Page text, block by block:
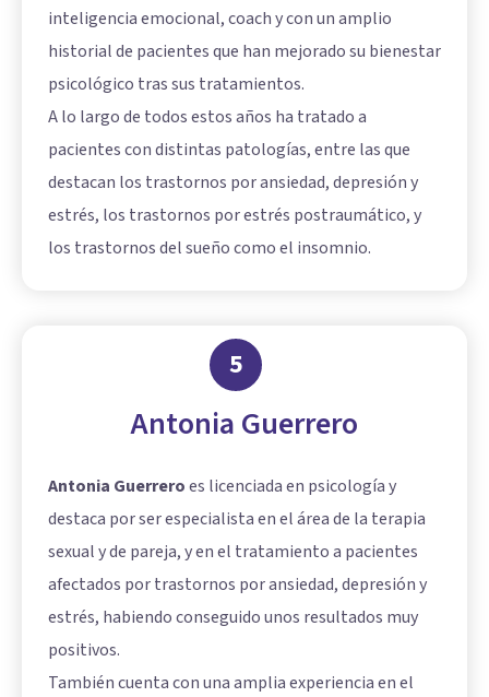
inteligencia emocional, coach y con un amplio
historial de pacientes que han mejorado su bienestar
psicológico tras sus tratamientos.
A lo largo de todos estos años ha tratado a
pacientes con distintas patologías, entre las que
destacan los trastornos por ansiedad, depresión y
estrés, los trastornos por estrés postraumático, y
los trastornos del sueño como el insomnio.
5
Antonia Guerrero
Antonia Guerreroes licenciada en psicología y
destaca por ser especialista en el área de la terapia
sexual y de pareja, y en el tratamiento a pacientes
afectados por trastornos por ansiedad, depresión y
estrés, habiendo conseguido unos resultados muy
positivos.
También cuenta con una amplia experiencia en el